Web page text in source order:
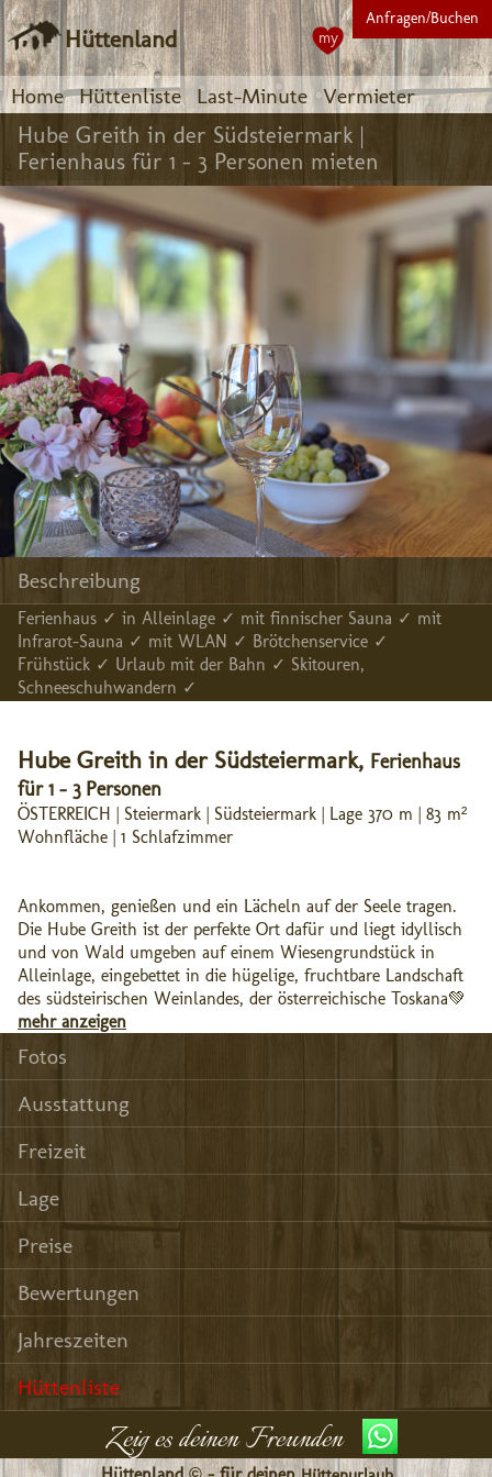
Hüttenland
Home Hüttenliste Last-Minute Vermieter
Anfragen/Buchen
my
Hube Greith in der Südsteiermark |
Ferienhaus für 1 - 3 Personen mieten
Beschreibung
Ferienhaus ✓ in Alleinlage ✓ mit finnischer Sauna ✓ mit
Infrarot-Sauna ✓ mit WLAN ✓ Brötchenservice ✓
Frühstück ✓ Urlaub mit der Bahn ✓ Skitouren,
Schneeschuhwandern ✓
Hube Greith in der Südsteiermark, Ferienhaus
für 1 - 3 Personen
ÖSTERREICH | Steiermark | Südsteiermark | Lage 370 m | 83 m²
Wohnfläche | 1 Schlafzimmer
Ankommen, genießen und ein Lächeln auf der Seele tragen.
Die Hube Greith ist der perfekte Ort dafür und liegt idyllisch
und von Wald umgeben auf einem Wiesengrundstück in
Alleinlage, eingebettet in die hügelige, fruchtbare Landschaft
des südsteirischen Weinlandes, der österreichische Toskana💚
mehr anzeigen
Fotos
Ausstattung
Freizeit
Lage
Preise
Bewertungen
Jahreszeiten
Hüttenliste
Zeig es deinen Freunden